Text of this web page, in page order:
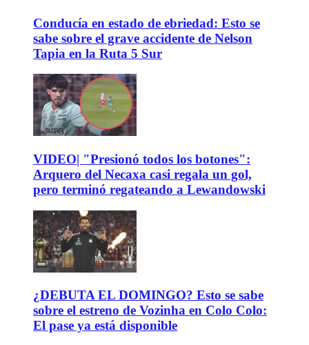
Conducía en estado de ebriedad: Esto se
sabe sobre el grave accidente de Nelson
Tapia en la Ruta 5 Sur
VIDEO| "Presionó todos los botones":
Arquero del Necaxa casi regala un gol,
pero terminó regateando a Lewandowski
¿DEBUTA EL DOMINGO? Esto se sabe
sobre el estreno de Vozinha en Colo Colo:
El pase ya está disponible